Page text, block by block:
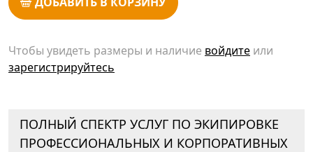
Чтобы увидеть размеры и наличие войдите или
зарегистрируйтесь
ПОЛНЫЙ СПЕКТР УСЛУГ ПО ЭКИПИРОВКЕ
ПРОФЕССИОНАЛЬНЫХ И КОРПОРАТИВНЫХ